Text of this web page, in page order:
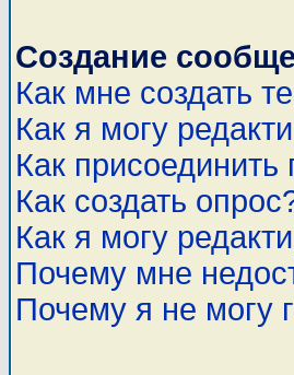
Создание
Как мне создать
Как я могу
Как
Как создать
Как я могу
Почему мне
Почему я не могу